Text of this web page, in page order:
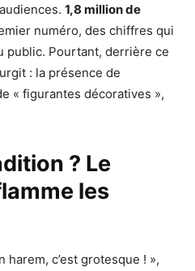
1,8 million de
numéro, des chiffres qui
public. Pourtant, derrière ce
: la présence de
« figurantes décoratives »,
? Le
les
harem, c’est grotesque ! »,